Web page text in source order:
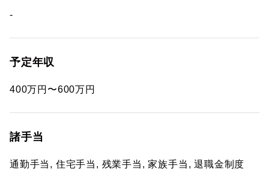
-
予定年収
400万円〜600万円
諸手当
通勤手当, 住宅手当, 残業手当, 家族手当, 退職金制度